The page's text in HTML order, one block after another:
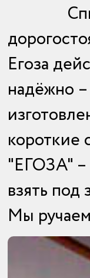
Егоза
надёжно
короткие
"ЕГОЗА" –
взять
Мы